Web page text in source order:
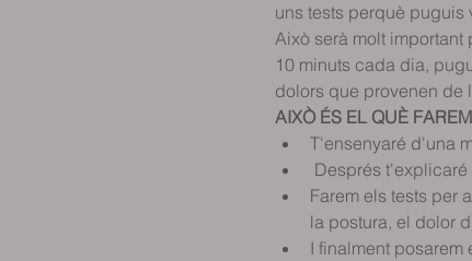
uns tests perquè puguis
Això serà molt
10 minuts cada dia,
dolors que provenen de
AIXÒ ÉS EL QUÈ
T'ensenyaré d'una
Després t'explicaré
Farem els tests per
la postura, el dolor
I finalment